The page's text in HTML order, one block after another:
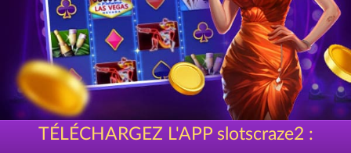
TÉLÉCHARGEZ L'APP slotscraze2 :